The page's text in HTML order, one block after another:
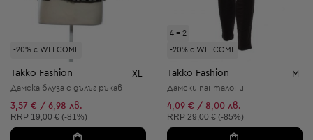
-20% с WELCOME
Takko Fashion XL
Дамска блуза с дълъг ръкав
3,57 € / 6,98 лв.
Препоръчителна цена:
RRP 19,00 € (-81%)
4 = 2
-20% с WELCOME
Takko Fashion M
Дамски панталони
4,09 € / 8,00 лв.
Препоръчителна цена:
RRP 29,00 € (-85%)